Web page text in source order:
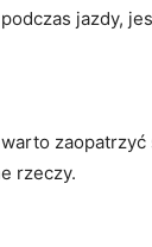
jazdy,
rzeczy.